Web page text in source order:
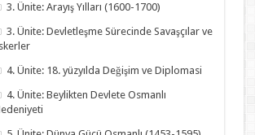
3. Ünite: Arayış Yılları (1600-1700)
3. Ünite: Devletleşme Sürecinde Savaşçılar ve
4. Ünite: 18. yüzyılda Değişim ve Diplomasi
4. Ünite: Beylikten Devlete Osmanlı